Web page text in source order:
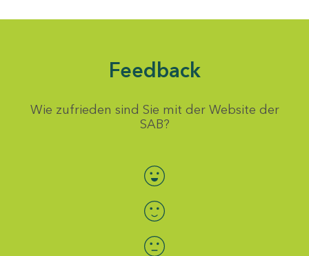
Feedback
Wie zufrieden sind Sie mit der Website der
SAB?
Bewertung auswählen